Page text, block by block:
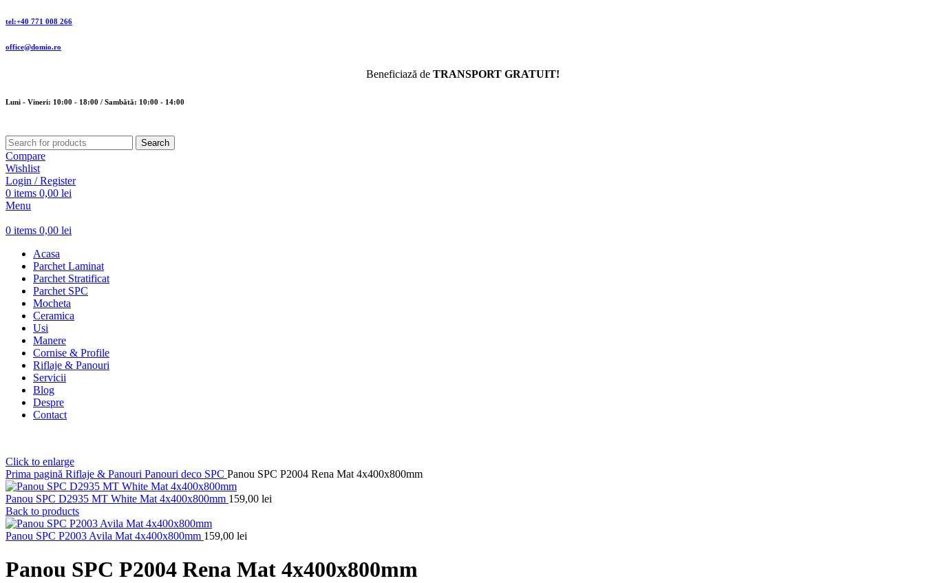
tel:+40 771 008 266
office@domio.ro
Beneficiază de TRANSPORT GRATUIT!
Luni - Vineri: 10:00 - 18:00 / Sambătă: 10:00 - 14:00
Search
Compare
Wishlist
Login / Register
0 items 0,00 lei
Menu
0 items 0,00 lei
Acasa
Parchet Laminat
Parchet Stratificat
Parchet SPC
Mocheta
Ceramica
Usi
Manere
Cornise & Profile
Riflaje & Panouri
Servicii
Blog
Despre
Contact
Click to enlarge
Prima pagină Riflaje & Panouri Panouri deco SPC Panou SPC P2004 Rena Mat 4x400x800mm
Panou SPC D2935 MT White Mat 4x400x800mm 159,00 lei
Back to products
Panou SPC P2003 Avila Mat 4x400x800mm 159,00 lei
Panou SPC P2004 Rena Mat 4x400x800mm